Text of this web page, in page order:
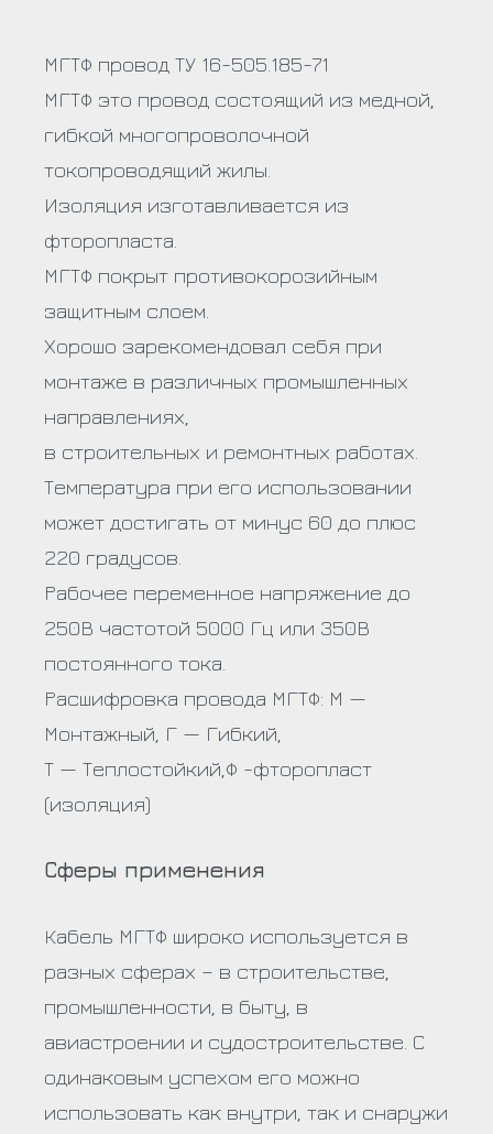
МГТФ провод ТУ 16-505.185-71
МГТФ это провод состоящий из медной,
гибкой многопроволочной
токопроводящий жилы.
Изоляция изготавливается из
фторопласта.
МГТФ покрыт противокорозийным
защитным слоем.
Хорошо зарекомендовал себя при
монтаже в различных промышленных
направлениях,
в строительных и ремонтных работах.
Температура при его использовании
может достигать от минус 60 до плюс
220 градусов.
Рабочее переменное напряжение до
250В частотой 5000 Гц или 350В
постоянного тока.
Расшифровка провода МГТФ: М —
Монтажный, Г — Гибкий,
Т — Теплостойкий,Ф -фторопласт
(изоляция)
Сферы применения
Кабель МГТФ широко используется в
разных сферах – в строительстве,
промышленности, в быту, в
авиастроении и судостроительстве. С
одинаковым успехом его можно
использовать как внутри, так и снаружи